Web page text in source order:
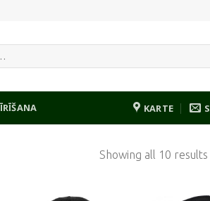
KARTE
Showing all 10 results